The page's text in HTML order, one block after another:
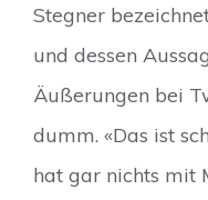
Stegner
und dessen
Äußerungen bei
dumm. «Das ist
hat gar nichts mit